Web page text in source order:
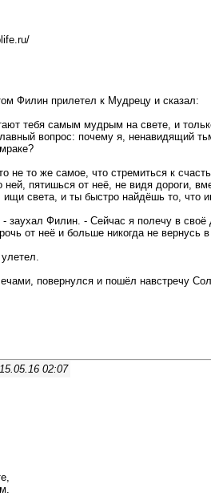
Филин прилетел к Мудрецу и сказал:
тебя самым мудрым на свете, и
вопрос: почему я, ненавидящий
не то же самое, что стремиться к
пятишься от неё, не видя дороги,
ищи света, и ты быстро найдёшь то, что
заухал Филин. - Сейчас я полечу в своё
от неё и больше никогда не вернусь
повернулся и пошёл навстречу
15.05.16 02:07